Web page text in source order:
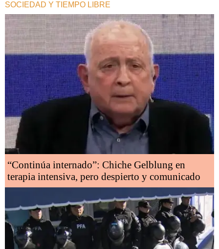
SOCIEDAD Y TIEMPO LIBRE
“Continúa internado”: Chiche Gelblung en
terapia intensiva, pero despierto y comunicado